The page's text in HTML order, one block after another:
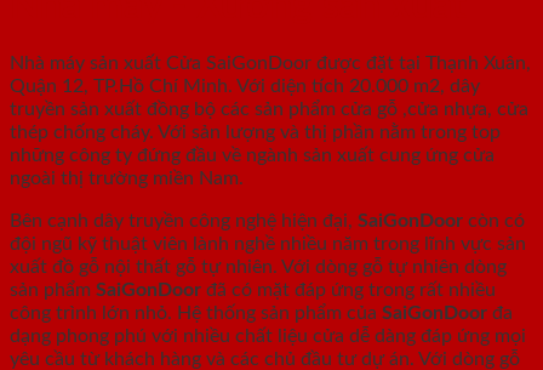
Nhà máy sản xuất Cửa SaiGonDoor được đặt tại Thạnh Xuân,
Quận 12, TP.Hồ Chí Minh. Với diện tích 20.000 m2, dây
truyền sản xuất đồng bộ các sản phẩm cửa gỗ ,cửa nhựa, cửa
thép chống cháy. Với sản lượng và thị phần nằm trong top
những công ty đứng đầu về ngành sản xuất cung ứng cửa
ngoài thị trường miền Nam.
Bên cạnh dây truyền công nghệ hiện đại, SaiGonDoor còn có
đội ngũ kỹ thuật viên lành nghề nhiều năm trong lĩnh vực sản
xuất đồ gỗ nội thất gỗ tự nhiên. Với dòng gỗ tự nhiên dòng
sản phẩm SaiGonDoor đã có mặt đáp ứng trong rất nhiều
công trình lớn nhỏ. Hệ thống sản phẩm của SaiGonDoor đa
dạng phong phú với nhiều chất liệu cửa dễ dàng đáp ứng mọi
yêu cầu từ khách hàng và các chủ đầu tư dự án. Với dòng gỗ